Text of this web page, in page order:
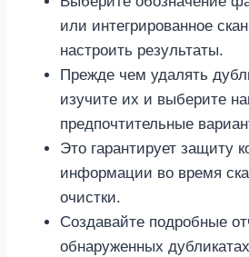
или интегрированное
настроить результаты.
Прежде чем удалять
изучите их и выберите
предпочтительные
Это гарантирует защиту
информации во время
очистки.
Создавайте подробные
обнаруженных